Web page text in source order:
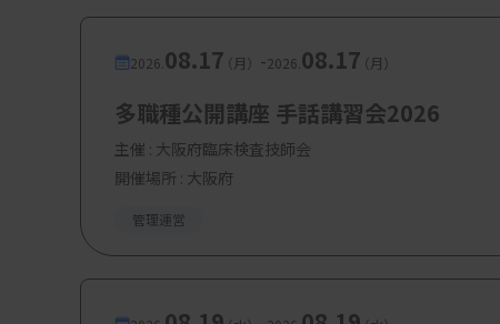
2026. 08.17（月） -2026. 08.17（月）
多職種公開講座 手話講習会2026
主催 : 大阪府臨床検査技師会
開催場所 : 大阪府
管理運営